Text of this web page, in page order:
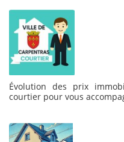
Évolution des prix
courtier pour vous